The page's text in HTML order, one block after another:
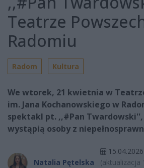
Teatrze
Radomiu
Radom Kultura
We wtorek, 21 kwietnia w
im. Jana Kochanowskiego w
spektakl pt. ,,#Pan
wystąpią osoby z
Natalia Pętelska
(aktualizacja